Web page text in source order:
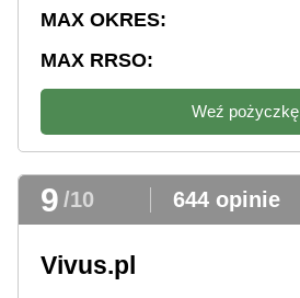
MAX OKRES:
MAX RRSO:
Weź pożyczkę
Vivus.pl
9 /10 644 opinie